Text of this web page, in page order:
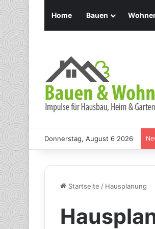
Home Bauen
Donnerstag, August 6 2026
Startseite / Hausplanung